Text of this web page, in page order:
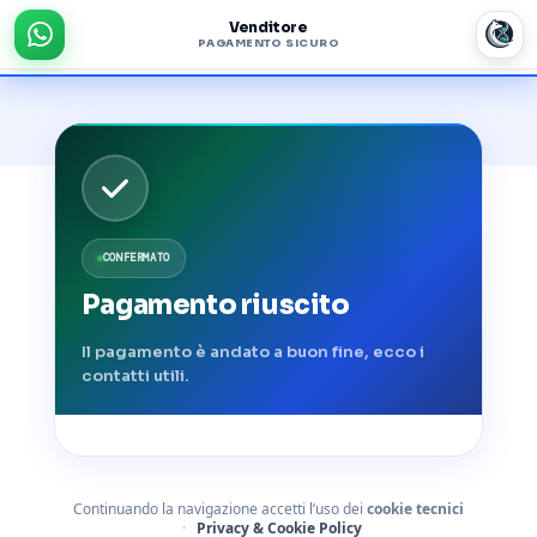
CONFERMATO
Pagamento riuscito
Il pagamento è andato a buon fine, ecco i
contatti utili.
Continuando la navigazione accetti l’uso dei cookie tecnici
·
Privacy & Cookie Policy
Venditore
PAGAMENTO SICURO